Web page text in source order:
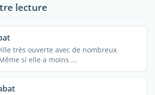
lecture
très ouverte avec de nombreux
si elle a moins ...